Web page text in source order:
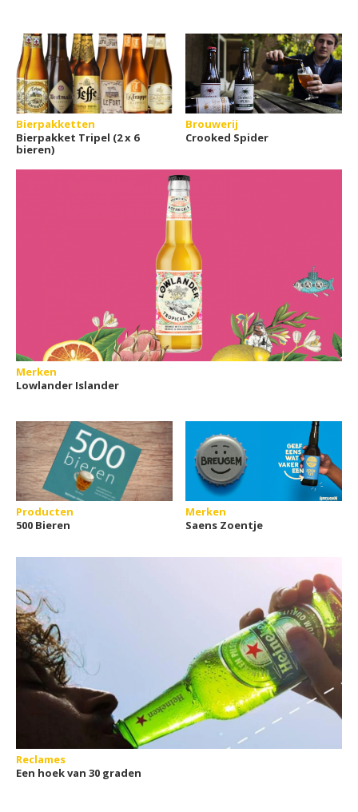
Bierpakketten
Bierpakket Tripel (2 x 6
bieren)
Brouwerij
Crooked Spider
Merken
Lowlander Islander
Producten
500 Bieren
Merken
Saens Zoentje
Reclames
Een hoek van 30 graden